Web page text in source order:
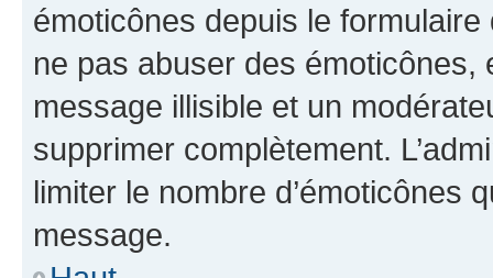
émoticônes depuis le
ne pas abuser des
message illisible et un
supprimer complètement.
limiter le nombre d’émoticônes
message.